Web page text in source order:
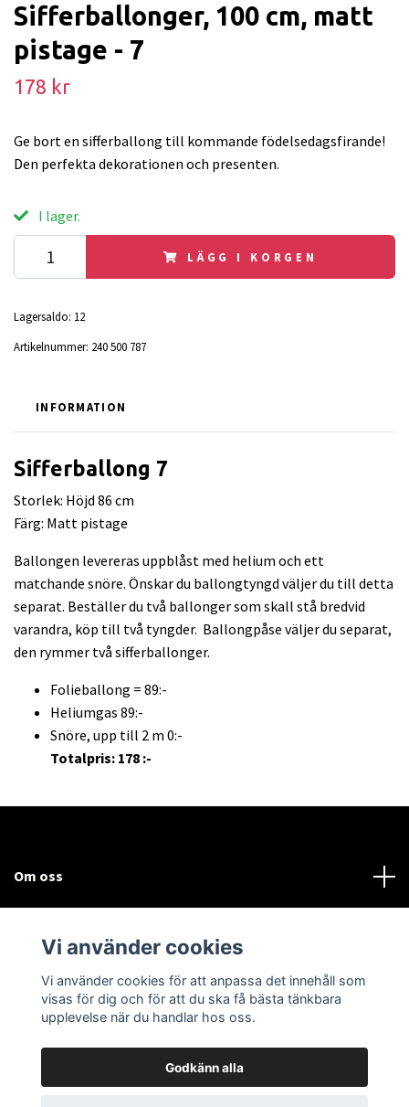
Sifferballonger, 100 cm, matt
pistage - 7
178 kr
Ge bort en sifferballong till kommande födelsedagsfirande!
Den perfekta dekorationen och presenten.
I lager.
LÄGG I KORGEN
Lagersaldo: 12
Artikelnummer: 240 500 787
INFORMATION
Sifferballong 7
Storlek: Höjd 86 cm
Färg: Matt pistage
Ballongen levereras uppblåst med helium och ett
matchande snöre. Önskar du ballongtyngd väljer du till detta
separat. Beställer du två ballonger som skall stå bredvid
varandra, köp till två tyngder. Ballongpåse väljer du separat,
den rymmer två sifferballonger.
Folieballong = 89:-
Heliumgas 89:-
Snöre, upp till 2 m 0:-
Totalpris: 178 :-
Om oss
Sociala medier
Vi använder cookies
Vi använder cookies för att anpassa det innehåll som
visas för dig och för att du ska få bästa tänkbara
upplevelse när du handlar hos oss.
Godkänn alla